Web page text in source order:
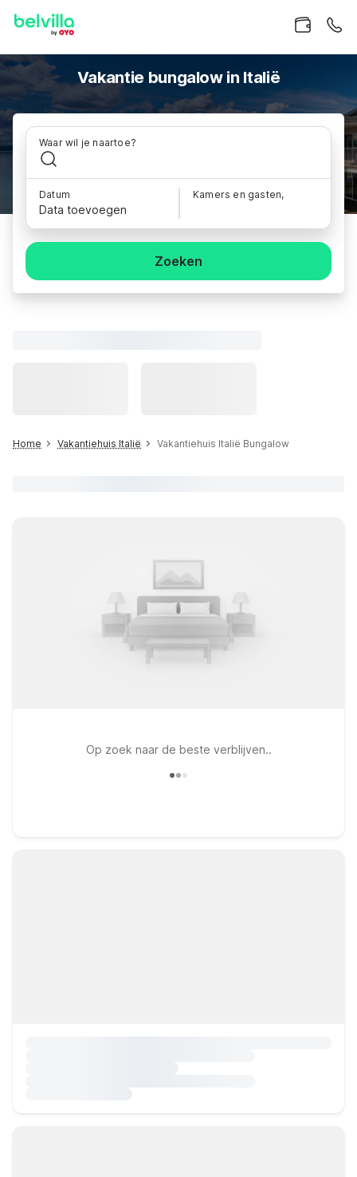
Vakantie bungalow in Italië
Waar wil je naartoe?
Datum
Data toevoegen
Kamers en gasten,
Zoeken
Home Vakantiehuis Italië Vakantiehuis Italië Bungalow
Op zoek naar de beste verblijven..